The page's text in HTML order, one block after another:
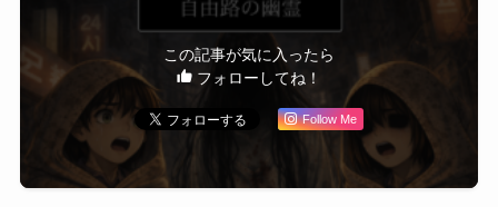
この記事が気に入ったら
フォローしてね！
Follow Me